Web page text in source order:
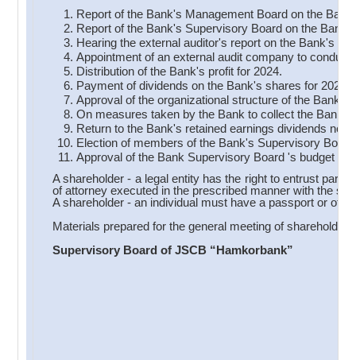
Report of the Bank's Management Board on the
Report of the Bank's Supervisory Board on the
Hearing the external auditor's report on the Bank's
Appointment of an external audit company to
Distribution of the Bank's profit for 2024.
Payment of dividends on the Bank's shares for 2024.
Approval of the organizational structure of the Bank.
On measures taken by the Bank to collect the Bank's
Return to the Bank's retained earnings dividends
Election of members of the Bank's Supervisory
Approval of the Bank Supervisory Board 's budget for
A shareholder - a legal entity has the right to entrust
of attorney executed in the prescribed manner with the
A shareholder - an individual must have a passport or
Materials prepared for the general meeting of
Supervisory Board of JSCB “Hamkorbank”